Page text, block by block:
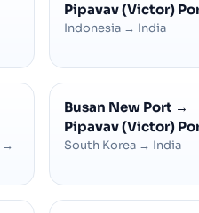
Pipavav (Victor)
Indonesia → India
→
Busan New Port →
Pipavav (Victor)
South Korea → India